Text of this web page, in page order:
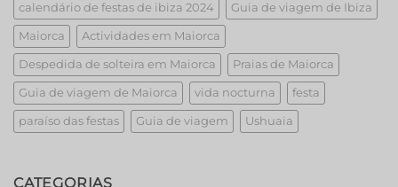
calendário de festas de ibiza 2024 Guia de viagem de Ibiza
Maiorca Actividades em Maiorca
Despedida de solteira em Maiorca Praias de Maiorca
Guia de viagem de Maiorca vida nocturna festa
paraíso das festas Guia de viagem Ushuaia
CATEGORIAS